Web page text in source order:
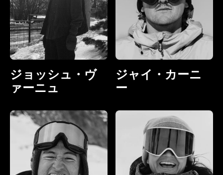
ジョッシュ・ヴ
ァーニュ
ジャイ・カーニ
ー